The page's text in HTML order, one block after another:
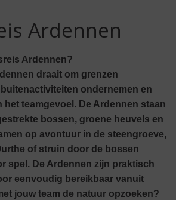
Ardennen
Ardennen?
draait om grenzen
ondernemen en
het teamgevoel. De Ardennen staan
bossen, groene heuvels en
op avontuur in de steengroeve,
of struin door de bossen
spel. De Ardennen zijn praktisch
eenvoudig bereikbaar vanuit
jouw team de natuur opzoeken?